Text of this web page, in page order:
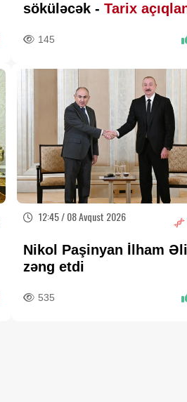
söküləcək - Tarix
145
12:45 / 08 Avqust 2026
Nikol Paşinyan İlham
zəng etdi
535